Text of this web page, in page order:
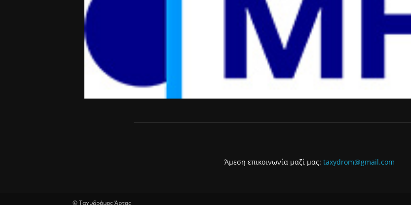
Άμεση επικοινωνία μαζί μας: taxydrom@gmail.com
© Ταχυδρόμος Άρτας